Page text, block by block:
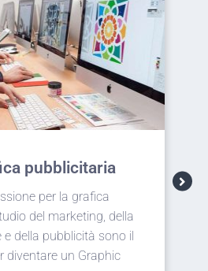
Corso Web design
Racchiudere in un unico progetto user
experience, comunicazione visiva,
immagine del brand è il compito del
Designer. Funzionalità ed estetica a